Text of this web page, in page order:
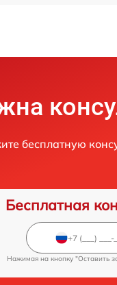
бесплатную
Бесплатная
Нажимая на кнопку "Оставить